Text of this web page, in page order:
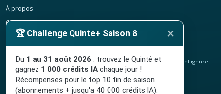
À propos
Contact
Confidentialité
© 2020-2026 TURF.bzh , analyses hippiques, classement ELO et intelligence
artificielle.
Site indépendant, sans lien avec le PMU. Jeu interdit aux mineurs.
🏆 Challenge Quinte+ Saison 8 ×
Du 1 au 31 août 2026 : trouvez le Quinté et
gagnez 1 000 crédits IA chaque jour !
Récompenses pour le top 10 fin de saison
(abonnements + jusqu'a 40 000 crédits IA).